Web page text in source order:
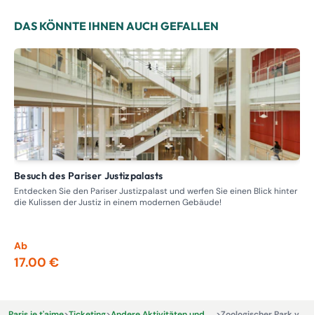
DAS KÖNNTE IHNEN AUCH GEFALLEN
Besuch des Pariser Justizpalasts
Entdecken Sie den Pariser Justizpalast und werfen Sie einen Blick hinter
die Kulissen der Justiz in einem modernen Gebäude!
Ab
17.00 €